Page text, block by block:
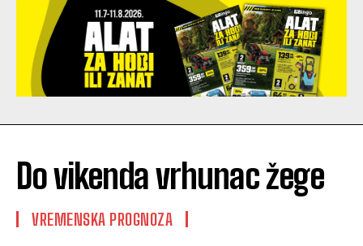
Do vikenda vrhunac žege
VREMENSKA PROGNOZA